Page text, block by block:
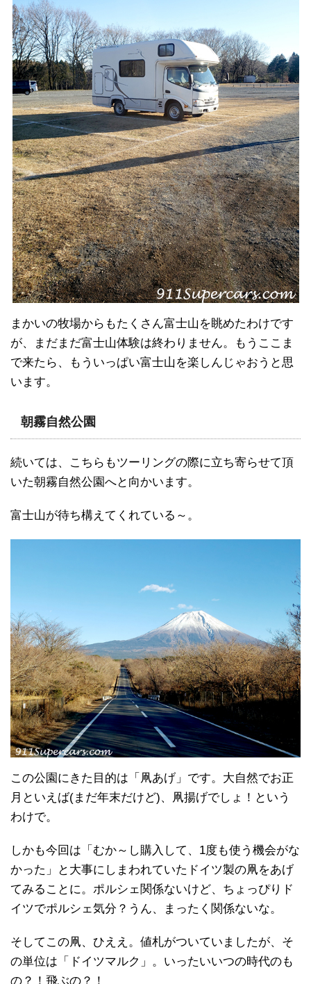
まかいの牧場からもたくさん富士山を眺めたわけです
が、まだまだ富士山体験は終わりません。もうここま
で来たら、もういっぱい富士山を楽しんじゃおうと思
います。
朝霧自然公園
続いては、こちらもツーリングの際に立ち寄らせて頂
いた朝霧自然公園へと向かいます。
富士山が待ち構えてくれている～。
この公園にきた目的は「凧あげ」です。大自然でお正
月といえば(まだ年末だけど)、凧揚げでしょ！という
わけで。
しかも今回は「むか～し購入して、1度も使う機会がな
かった」と大事にしまわれていたドイツ製の凧をあげ
てみることに。ポルシェ関係ないけど、ちょっぴりド
イツでポルシェ気分？うん、まったく関係ないな。
そしてこの凧、ひええ。値札がついていましたが、そ
の単位は「ドイツマルク」。いったいいつの時代のも
の？！飛ぶの？！